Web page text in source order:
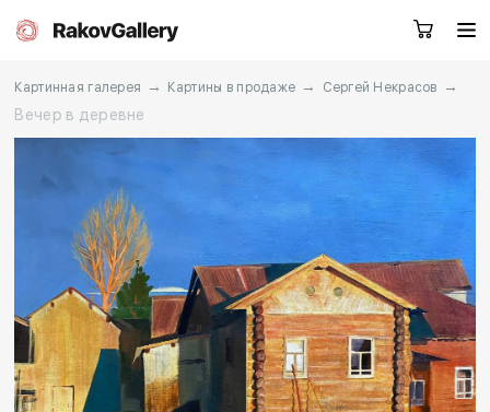
CN
Каталог Художники
О нас Услуги
Заказать звонок
Картинная галерея → Картины в продаже → Сергей Некрасов
→
Вечер в деревне